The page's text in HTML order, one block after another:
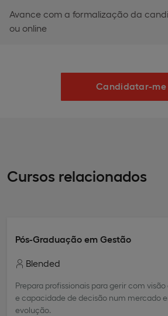
Avance com a formalização da
ou online
Candidatar-me
Cursos relacionados
Pós-Graduação em Gestão
Blended
Prepara profissionais para gerir com
e capacidade de decisão num mercado
evolução.